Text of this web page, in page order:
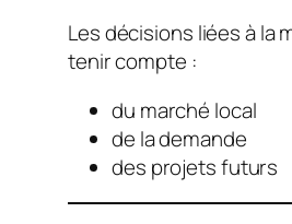
Les décisions liées à la
tenir compte :
du marché local
de la demande
des projets futurs